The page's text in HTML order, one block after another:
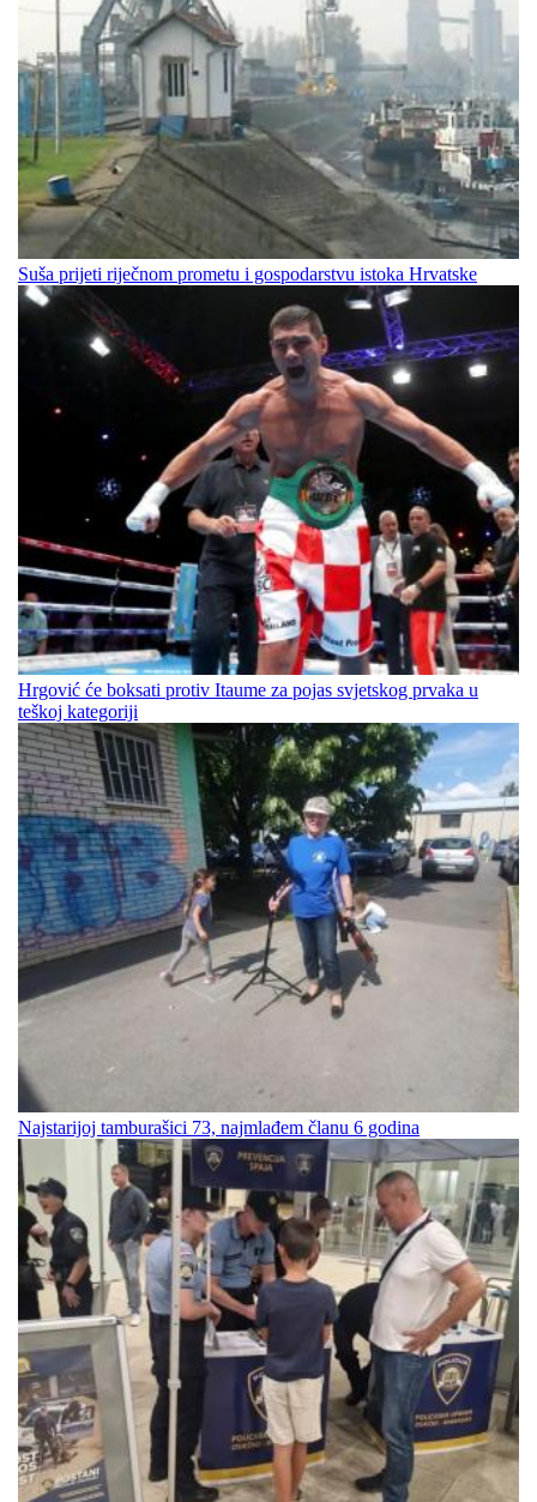
Suša prijeti riječnom prometu i gospodarstvu istoka Hrvatske
Hrgović će boksati protiv Itaume za pojas svjetskog prvaka u
teškoj kategoriji
Najstarijoj tamburašici 73, najmlađem članu 6 godina